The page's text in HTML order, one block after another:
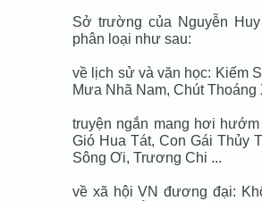
Sở trường của Nguyễn
phân loại như sau:
về lịch sử và văn học: Kiếm
Mưa Nhã Nam, Chút
truyện ngắn mang hơi
Gió Hua Tát, Con Gái Thủy
Sông Ơi, Trương Chi ...
về xã hội VN đương đại: